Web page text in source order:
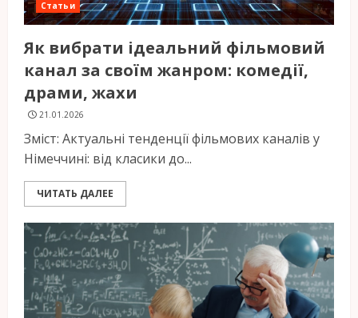
Статьи
Як вибрати ідеальний фільмовий
канал за своїм жанром: комедії,
драми, жахи
21.01.2026
Зміст: Актуальні тенденції фільмових каналів у
Німеччині: від класики до...
ЧИТАТЬ ДАЛЕЕ